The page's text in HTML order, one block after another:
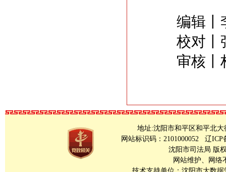
编辑丨
校对丨
审核丨
地址:沈阳市和平区和平北大
网站标识码：2101000052 辽ICP
沈阳市司法局 版
网站维护、网络